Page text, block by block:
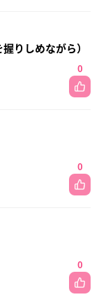
りしめながら）
0
0
0